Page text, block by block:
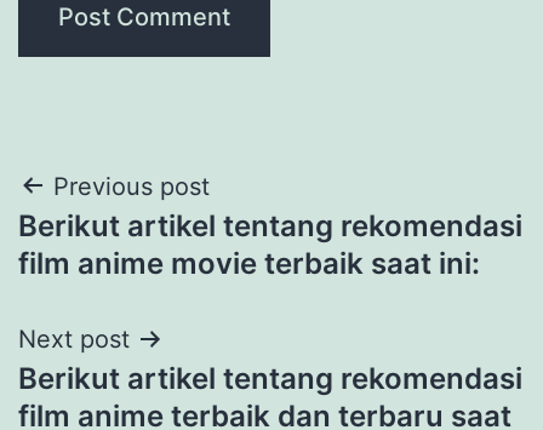
Post
navigation
Previous post
Berikut artikel tentang rekomendasi
film anime movie terbaik saat ini:
Next post
Berikut artikel tentang rekomendasi
film anime terbaik dan terbaru saat